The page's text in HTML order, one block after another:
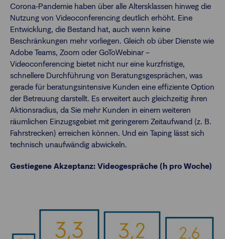
Corona-Pandemie haben über alle Altersklassen hinweg die
Nutzung von Videoconferencing deutlich erhöht. Eine
Entwicklung, die Bestand hat, auch wenn keine
Beschränkungen mehr vorliegen. Gleich ob über Dienste wie
Adobe Teams, Zoom oder GoToWebinar –
Videoconferencing bietet nicht nur eine kurzfristige,
schnellere Durchführung von Beratungsgesprächen, was
gerade für beratungsintensive Kunden eine effiziente Option
der Betreuung darstellt. Es erweitert auch gleichzeitig ihren
Aktionsradius, da Sie mehr Kunden in einem weiteren
räumlichen Einzugsgebiet mit geringerem Zeitaufwand (z. B.
Fahrstrecken) erreichen können. Und ein Taping lässt sich
technisch unaufwändig abwickeln.
Gestiegene Akzeptanz: Videogespräche (h pro Woche)